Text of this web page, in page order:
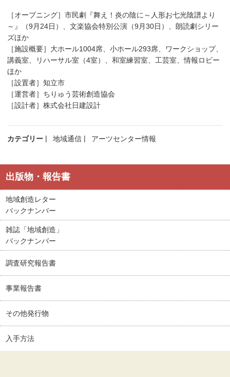
［オープニング］市民劇『舞え！炎の陰に～人形お七光陰譜より
～』（9月24日）、文楽協会特別公演（9月30日）、朗読劇シリー
ズほか
［施設概要］大ホール1004席、小ホール293席、ワークショップ、
講義室、リハーサル室（4室）、和室練習室、工芸室、情報ロビー
ほか
［設置者］知立市
［運営者］ちりゅう芸術創造協会
［設計者］株式会社日建設計
カテゴリー 地域通信 アーツセンター情報
出版物・報告書
地域創造レター
バックナンバー
雑誌「地域創造」
バックナンバー
調査研究報告書
事業報告書
その他発行物
入手方法